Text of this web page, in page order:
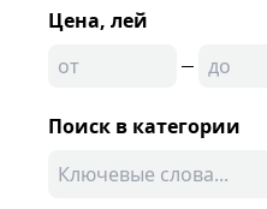
Цена, лей
Поиск в категории